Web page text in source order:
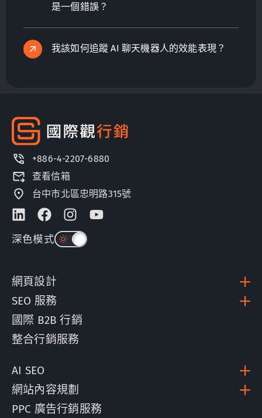
是一個錯誤？
我該如何追蹤 AI 聊天機器人的效能表現？
+886-4-2207-6880
查看信箱
台中市北區忠明路315號
深色模式
網頁設計
SEO 服務
國際 B2B 行銷
整合行銷服務
AI SEO
網站內容規劃
PPC 廣告行銷服務